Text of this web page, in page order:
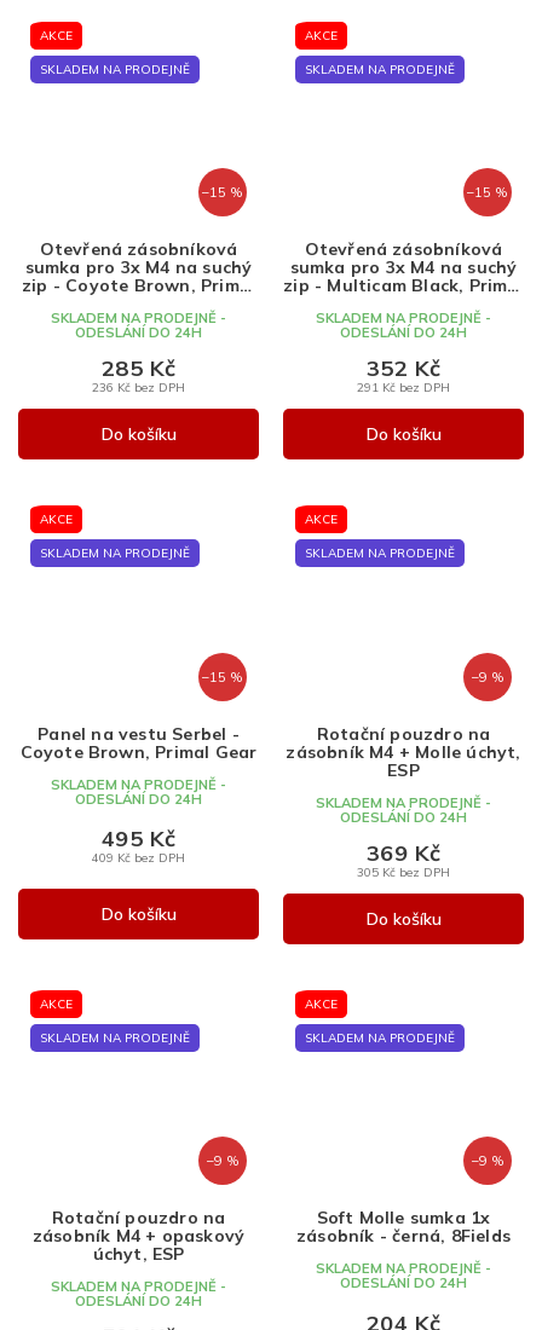
AKCE
SKLADEM NA PRODEJNĚ
–15 %
Otevřená zásobníková
sumka pro 3x M4 na suchý
zip - Coyote Brown, Primal
SKLADEM NA PRODEJNĚ -
ODESLÁNÍ DO 24H
236 Kč bez DPH
285 Kč
Do košíku
AKCE
SKLADEM NA PRODEJNĚ
–15 %
Otevřená zásobníková
sumka pro 3x M4 na suchý
zip - Multicam Black, Primal
SKLADEM NA PRODEJNĚ -
ODESLÁNÍ DO 24H
291 Kč bez DPH
352 Kč
Do košíku
AKCE
SKLADEM NA PRODEJNĚ
–15 %
Panel na vestu Serbel -
Coyote Brown, Primal Gear
SKLADEM NA PRODEJNĚ -
ODESLÁNÍ DO 24H
409 Kč bez DPH
495 Kč
Do košíku
AKCE
SKLADEM NA PRODEJNĚ
–9 %
Rotační pouzdro na
zásobník M4 + Molle úchyt,
ESP
SKLADEM NA PRODEJNĚ -
ODESLÁNÍ DO 24H
305 Kč bez DPH
369 Kč
Do košíku
AKCE
SKLADEM NA PRODEJNĚ
–9 %
Rotační pouzdro na
zásobník M4 + opaskový
úchyt, ESP
SKLADEM NA PRODEJNĚ -
ODESLÁNÍ DO 24H
AKCE
SKLADEM NA PRODEJNĚ
–9 %
Soft Molle sumka 1x
zásobník - černá, 8Fields
SKLADEM NA PRODEJNĚ -
ODESLÁNÍ DO 24H
204 Kč